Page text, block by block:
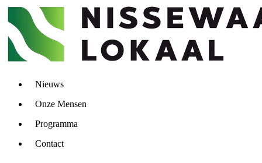
Nieuws
Onze Mensen
Programma
Contact